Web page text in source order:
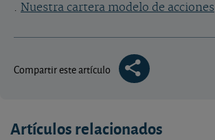
. Nuestra cartera modelo de acciones
Compartir este artículo
Artículos relacionados